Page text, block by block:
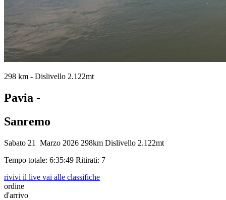
298 km - Dislivello 2.122mt
Pavia -
Sanremo
Sabato 21 Marzo 2026 298km Dislivello 2.122mt
Tempo totale: 6:35:49 Ritirati: 7
rivivi il live vai alle classifiche
ordine
d'arrivo